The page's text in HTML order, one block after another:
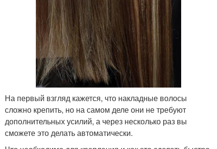
На первый взгляд кажется, что накладные волосы
сложно крепить, но на самом деле они не требуют
дополнительных усилий, а через несколько раз вы
сможете это делать автоматически.